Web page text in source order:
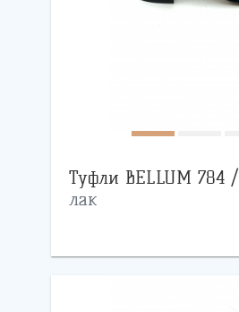
Туфли BELLUM 784 /
лак